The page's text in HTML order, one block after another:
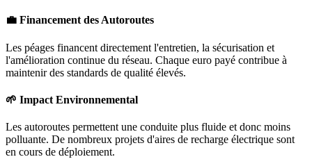
💼 Financement des Autoroutes
Les péages financent directement l'entretien, la sécurisation et
l'amélioration continue du réseau. Chaque euro payé contribue à
maintenir des standards de qualité élevés.
🌱 Impact Environnemental
Les autoroutes permettent une conduite plus fluide et donc moins
polluante. De nombreux projets d'aires de recharge électrique sont
en cours de déploiement.